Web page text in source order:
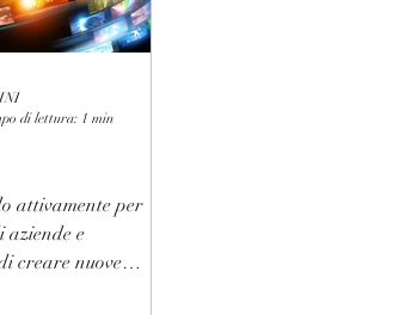
attivamente per
aziende e
creare nuove
di lettura: 1 min